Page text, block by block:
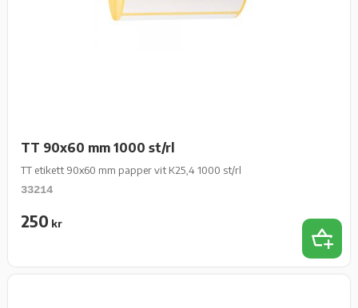
TT 90x60 mm 1000 st/rl
TT etikett 90x60 mm papper vit K25,4 1000 st/rl
33214
250 kr